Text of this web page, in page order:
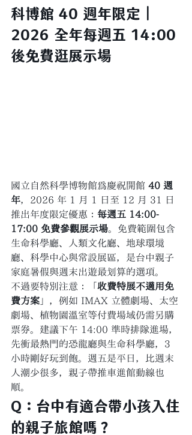
科博館 40 週年限定｜
2026 全年每週五 14:00
後免費逛展示場
國立自然科學博物館為慶祝開館 40 週
年，2026 年 1 月 1 日至 12 月 31 日
推出年度限定優惠： 每週五 14:00-
17:00 免費參觀展示場。免費範圍包含
生命科學廳、人類文化廳、地球環境
廳、科學中心與常設展區，是台中親子
家庭暑假與週末出遊最划算的選項。
不過要特別注意：「 收費特展不適用免
費方案 」，例如 IMAX 立體劇場、太空
劇場、植物園溫室等付費場域仍需另購
票券。建議下午 14:00 準時排隊進場，
先衝最熱門的恐龍廳與生命科學廳，3
小時剛好玩到飽。週五是平日，比週末
人潮少很多，親子帶推車進館動線也
順。
Q：台中有適合帶小孩入住
的親子旅館嗎？